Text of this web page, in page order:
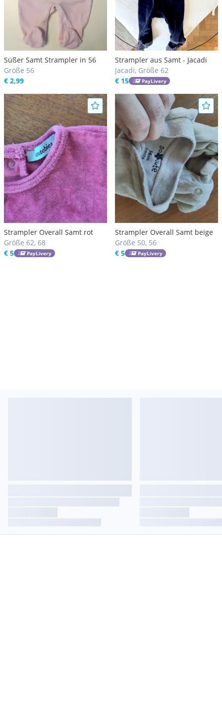
Süßer Samt Strampler in 56
Größe 56
€ 2,99
Strampler aus Samt - Jacadi
Jacadi, Größe 62
€ 15
PayLivery
Strampler Overall Samt rot
Größe 62, 68
€ 5
PayLivery
Strampler Overall Samt beige
Größe 50, 56
€ 5
PayLivery